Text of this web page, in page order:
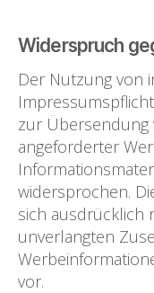
Widerspruch
Der Nutzung von
zur
angeforderter
widersprochen.
sich ausdrücklich
unverlangten
vor.